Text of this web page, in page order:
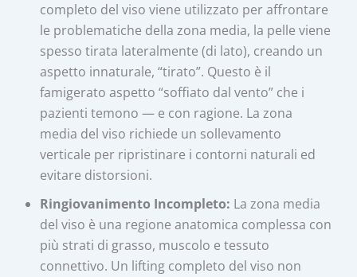
completo del viso viene utilizzato per affrontare
le problematiche della zona media, la pelle viene
spesso tirata lateralmente (di lato), creando un
aspetto innaturale, “tirato”. Questo è il
famigerato aspetto “soffiato dal vento” che i
pazienti temono — e con ragione. La zona
media del viso richiede un sollevamento
verticale per ripristinare i contorni naturali ed
evitare distorsioni.
Ringiovanimento Incompleto: La zona media
del viso è una regione anatomica complessa con
più strati di grasso, muscolo e tessuto
connettivo. Un lifting completo del viso non